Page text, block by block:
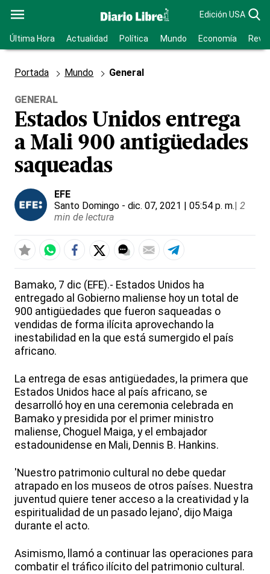
Edición USA
Última Hora Actualidad Política Mundo Economía
Portada Mundo General
GENERAL
Estados Unidos entrega
a Mali 900 antigüedades
saqueadas
EFE
Santo Domingo - dic. 07, 2021 | 05:54 p. m.| 2
min de lectura
Bamako, 7 dic (EFE).- Estados Unidos ha
entregado al Gobierno maliense hoy un total de
900 antigüedades que fueron saqueadas o
vendidas de forma ilícita aprovechando la
inestabilidad en la que está sumergido el país
africano.
La entrega de esas antigüedades, la primera que
Estados Unidos hace al país africano, se
desarrolló hoy en una ceremonia celebrada en
Bamako y presidida por el primer ministro
maliense, Choguel Maiga, y el embajador
estadounidense en Mali, Dennis B. Hankins.
'Nuestro patrimonio cultural no debe quedar
atrapado en los museos de otros países. Nuestra
juventud quiere tener acceso a la creatividad y la
espiritualidad de un pasado lejano', dijo Maiga
durante el acto.
Asimismo, llamó a continuar las operaciones para
combatir el tráfico ilícito del patrimonio cultural.